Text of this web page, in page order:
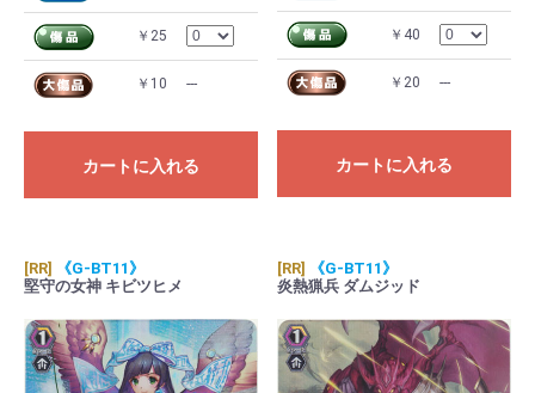
￥25
￥10 ---
カートに入れる
￥40
￥20 ---
カートに入れる
[RR]
《G-BT11》
堅守の女神 キビツヒメ
[RR]
《G-BT11》
炎熱猟兵 ダムジッド